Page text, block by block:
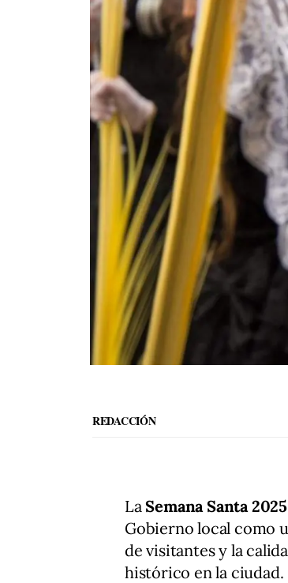
REDACCIÓN
LaSemana Santa
Gobierno local como
de visitantes y la
histórico en la ciudad.